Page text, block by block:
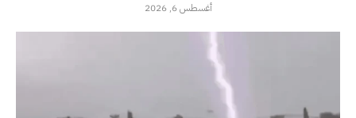
أغسطس 6, 2026